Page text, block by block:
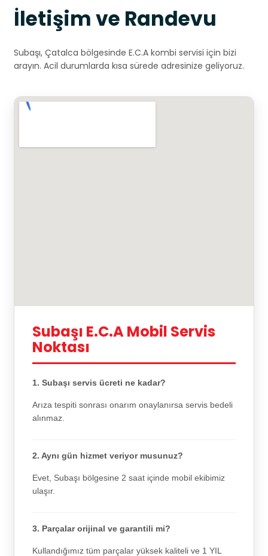
İletişim ve Randevu
Subaşı, Çatalca bölgesinde E.C.A kombi servisi için bizi
arayın. Acil durumlarda kısa sürede adresinize geliyoruz.
Subaşı E.C.A Mobil Servis
Noktası
1. Subaşı servis ücreti ne kadar?
Arıza tespiti sonrası onarım onaylanırsa servis bedeli
alınmaz.
2. Aynı gün hizmet veriyor musunuz?
Evet, Subaşı bölgesine 2 saat içinde mobil ekibimiz
ulaşır.
3. Parçalar orijinal ve garantili mi?
Kullandığımız tüm parçalar yüksek kaliteli ve 1 YIL